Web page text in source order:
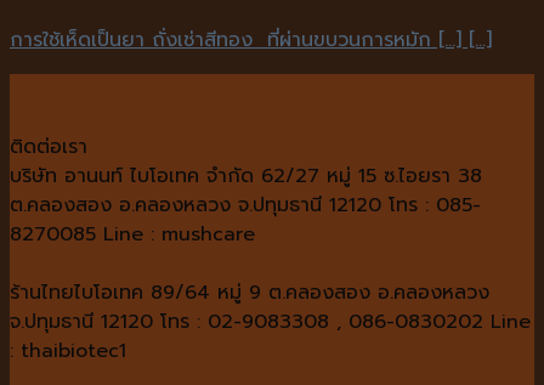
การใช้เห็ดเป็นยา ถั่งเช่าสีทอง ที่ผ่านขบวนการหมัก [...] [...]
ติดต่อเรา
บริษัท อานนท์ ไบโอเทค จำกัด 62/27 หมู่ 15 ซ.ไอยรา 38
ต.คลองสอง อ.คลองหลวง จ.ปทุมธานี 12120 โทร : 085-
8270085 Line : mushcare
ร้านไทยไบโอเทค 89/64 หมู่ 9 ต.คลองสอง อ.คลองหลวง
จ.ปทุมธานี 12120 โทร : 02-9083308 , 086-0830202 Line
: thaibiotec1